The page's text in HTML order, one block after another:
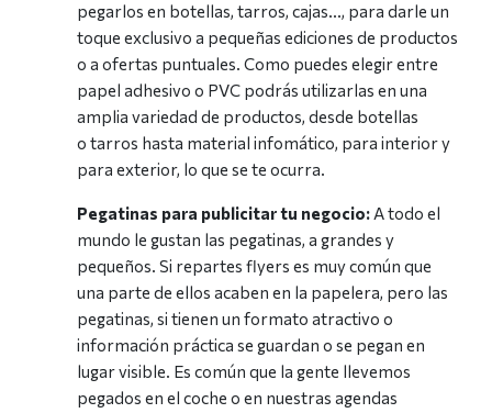
pegarlos en botellas, tarros, cajas..., para darle un
toque exclusivo a pequeñas ediciones de productos
o a ofertas puntuales. Como puedes elegir entre
papel adhesivo o PVC podrás utilizarlas en una
amplia variedad de productos, desde botellas
o tarros hasta material infomático, para interior y
para exterior, lo que se te ocurra.
Pegatinas para publicitar tu negocio: A todo el
mundo le gustan las pegatinas, a grandes y
pequeños. Si repartes flyers es muy común que
una parte de ellos acaben en la papelera, pero las
pegatinas, si tienen un formato atractivo o
información práctica se guardan o se pegan en
lugar visible. Es común que la gente llevemos
pegados en el coche o en nuestras agendas